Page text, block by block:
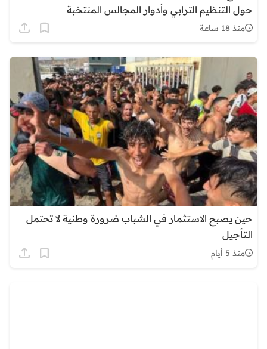
حول التنظيم الترابي وأدوار المجالس المنتخبة
منذ 18 ساعة
حين يصبح الاستثمار في الشباب ضرورة وطنية لا تحتمل
التأجيل
منذ 5 أيام